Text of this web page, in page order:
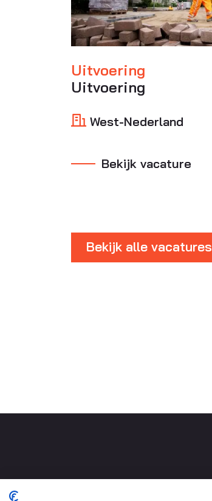
Uitvoering
Uitvoering
West-Nederland
Bekijk vacature
Bekijk alle vacatures